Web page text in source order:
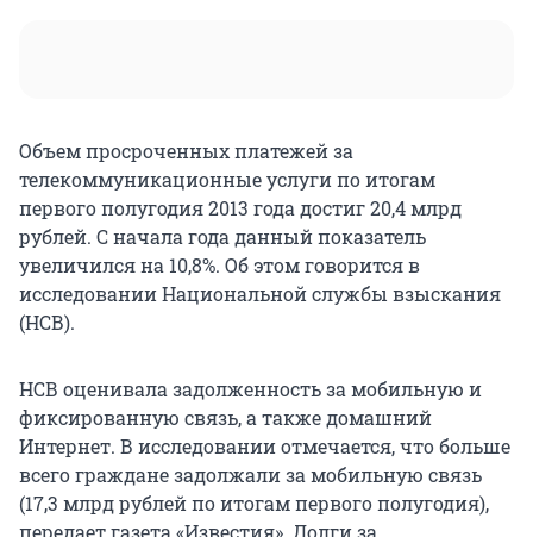
Объем просроченных платежей за
телекоммуникационные услуги по итогам
первого полугодия 2013 года достиг 20,4 млрд
рублей. С начала года данный показатель
увеличился на 10,8%. Об этом говорится в
исследовании Национальной службы взыскания
(НСВ).
НСВ оценивала задолженность за мобильную и
фиксированную связь, а также домашний
Интернет. В исследовании отмечается, что больше
всего граждане задолжали за мобильную связь
(17,3 млрд рублей по итогам первого полугодия),
передает газета «Известия». Долги за